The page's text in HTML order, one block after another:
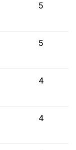
5
5
4
4